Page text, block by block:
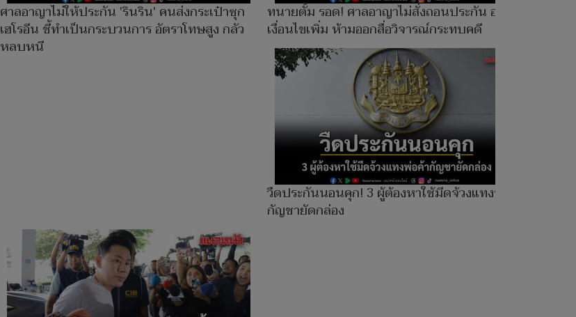
ศาลอาญาไม่ให้ประกัน 'รินริน' คนส่งกระเป๋าซุก
เฮโรอีน ชี้ทำเป็นกระบวนการ อัตราโทษสูง กลัว
หลบหนี
ทนายตั้ม รอด! ศาลอาญาไม่สั่งถอนประกัน ออก
เงื่อนไขเพิ่ม ห้ามออกสื่อวิจารณ์กระทบคดี
วืดประกันนอนคุก! 3 ผู้ต้องหาใช้มีดจ้วงแทงพ่อค้า
กัญชายัดกล่อง